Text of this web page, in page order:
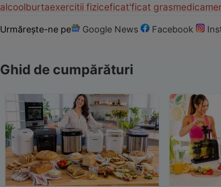
alcoolburtaexercitii fiziceficat'ficat gras
Urmărește-ne pe Google News Facebook
Ghid de cumpărături